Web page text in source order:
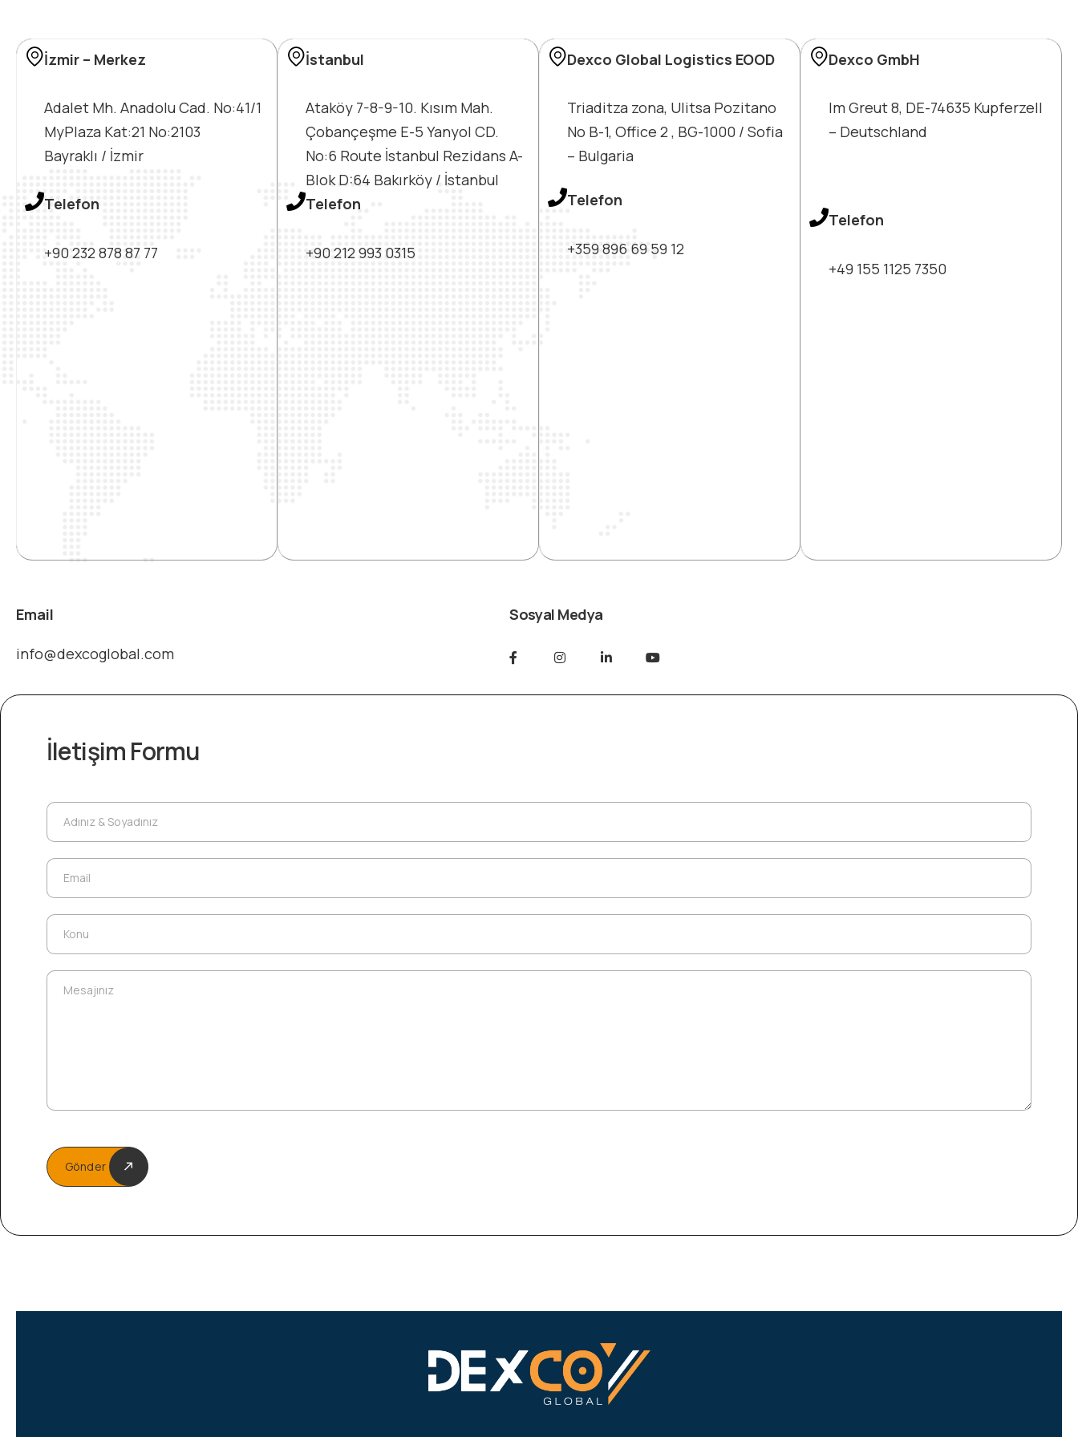
İzmir – Merkez
Adalet Mh. Anadolu Cad. No:41/1
MyPlaza Kat:21 No:2103
Bayraklı / İzmir
Telefon
+90 232 878 87 77
İstanbul
Ataköy 7-8-9-10. Kısım Mah.
Çobançeşme E-5 Yanyol CD.
No:6 Route İstanbul Rezidans A-
Blok D:64 Bakırköy / İstanbul
Telefon
+90 212 993 0315
Dexco Global Logistics EOOD
Triaditza zona, Ulitsa Pozitano
No B-1, Office 2 , BG-1000 / Sofia
– Bulgaria
Telefon
+359 896 69 59 12
Dexco GmbH
Im Greut 8, DE-74635 Kupferzell
– Deutschland
Telefon
+49 155 1125 7350
Email
info@dexcoglobal.com
Sosyal Medya
İletişim Formu
Adınız & Soyadınız
Email
Konu
Mesajınız
Gönder